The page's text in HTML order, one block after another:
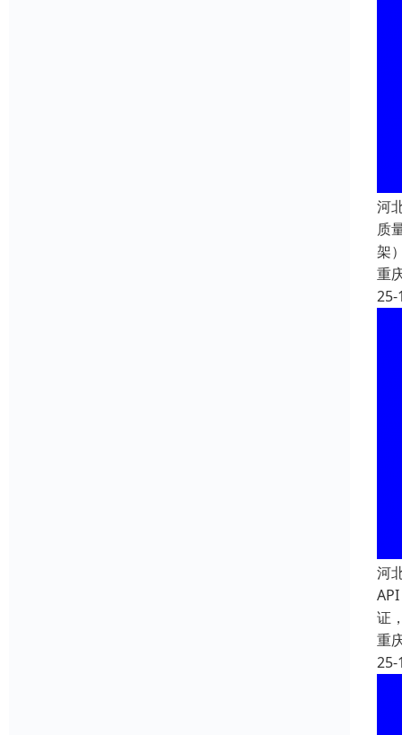
河
质
架
重
25-
河
证
重
25-